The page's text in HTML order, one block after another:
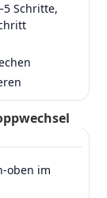
Schritte,
im